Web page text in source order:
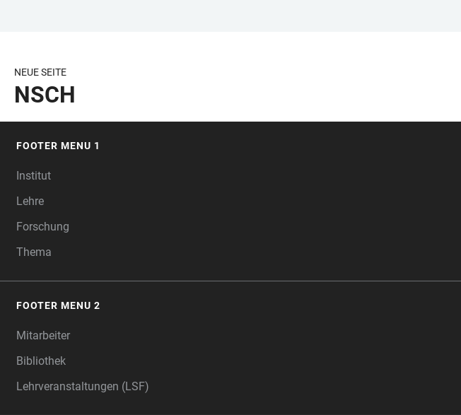
BARRIEREFREIHEIT
NEUE SEITE
NSCH
FOOTER MENU 1
Institut
Lehre
Forschung
Thema
FOOTER MENU 2
Mitarbeiter
Bibliothek
Lehrveranstaltungen (LSF)